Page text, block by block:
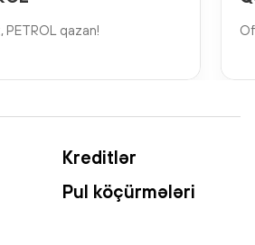
qazan!
Kreditlər
Pul köçürmələri